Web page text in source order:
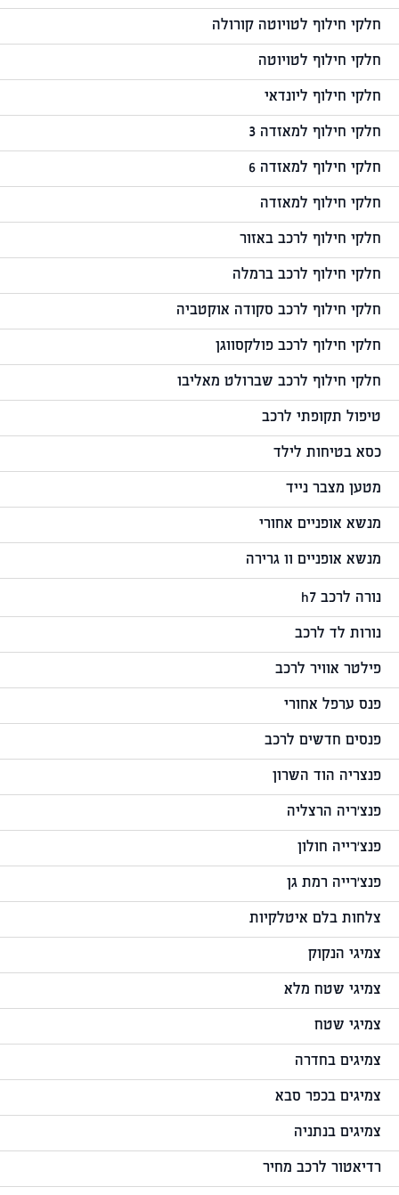
חלקי חילוף לטויוטה קורולה
חלקי חילוף לטויוטה
חלקי חילוף ליונדאי
חלקי חילוף למאזדה 3
חלקי חילוף למאזדה 6
חלקי חילוף למאזדה
חלקי חילוף לרכב באזור
חלקי חילוף לרכב ברמלה
חלקי חילוף לרכב סקודה אוקטביה
חלקי חילוף לרכב פולקסווגן
חלקי חילוף לרכב שברולט מאליבו
טיפול תקופתי לרכב
כסא בטיחות לילד
מטען מצבר נייד
מנשא אופניים אחורי
מנשא אופניים וו גרירה
נורה לרכב h7
נורות לד לרכב
פילטר אוויר לרכב
פנס ערפל אחורי
פנסים חדשים לרכב
פנצריה הוד השרון
פנצ'ריה הרצליה
פנצ'רייה חולון
פנצ'רייה רמת גן
צלחות בלם איטלקיות
צמיגי הנקוק
צמיגי שטח מלא
צמיגי שטח
צמיגים בחדרה
צמיגים בכפר סבא
צמיגים בנתניה
רדיאטור לרכב מחיר